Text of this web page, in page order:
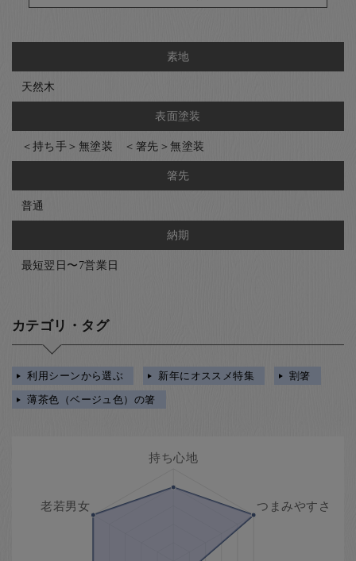
素地
天然木
表面塗装
＜持ち手＞無塗装 ＜箸先＞無塗装
箸先
普通
納期
最短翌日〜7営業日
カテゴリ・タグ
利用シーンから選ぶ 新年にオススメ特集
割箸
薄茶色（ベージュ色）の箸